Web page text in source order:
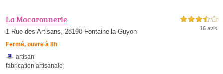
La Macaronnerie
1 Rue des Artisans, 28190 Fontaine-la-Guyon
Fermé, ouvre à 8h
3,5 étoiles sur 5
16 avis
artisan
fabrication artisanale